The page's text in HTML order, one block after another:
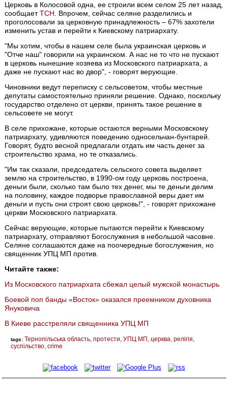
Церковь в Колосовой одна, ее строили всем селом 25 лет назад,
сообщаетТСН. Впрочем, сейчас селяне разделились и
проголосовали за церковную принадлежность – 67% захотели
изменить устав и перейти к Киевскому патриархату.
"Мы хотим, чтобы в нашем селе была украинская церковь и
"Отче наш" говорили на украинском. А нас не то что не пускают
в церковь нынешние хозяева из Московского патриархата, а
даже не пускают нас во двор", - говорят верующие.
Чиновники ведут переписку с сельсоветом, чтобы местные
депутаты самостоятельно приняли решение. Однако, поскольку
государство отделено от церкви, принять такое решение в
сельсовете не могут.
В селе прихожане, которые остаются верными Московскому
патриархату, удивляются поведению односельчан-бунтарей.
Говорят, будто весной предлагали отдать им часть денег за
строительство храма, но те отказались.
"Им так сказали, председатель сельского совета выделяет
землю на строительство, в 1990-ом году церковь построена,
деньги были, сколько там было тех денег, мы те деньги делим
на половину, каждое подворье православной веры дает им
деньги и пусть они строят свою церковь!", - говорят прихожане
церкви Московского патриархата.
Сейчас верующие, которые пытаются перейти к Киевскому
патриархату, отправляют Богослужения в небольшой часовне.
Селяне соглашаются даже на поочередные богослужения, но
священник УПЦ МП против.
Читайте также:
Из Московского патриархата сбежал целый мужской монастырь
Боевой поп банды «Восток» оказался преемником духовника
Януковича
В Киеве расстреляли священника УПЦ МП
tags: Тернопільська область протести УПЦ МП церква релігія
суспільство crime